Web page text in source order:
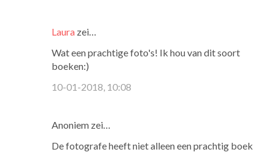
Laura zei…
Wat een prachtige foto's! Ik hou van dit soort
boeken:)
10-01-2018, 10:08
Anoniem zei…
De fotografe heeft niet alleen een prachtig boek